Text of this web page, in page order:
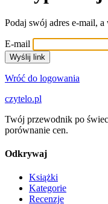
Podaj swój adres e-mail,
E-mail
Wyślij link
Wróć do logowania
czytelo.pl
Twój przewodnik po
porównanie cen.
Odkrywaj
Książki
Kategorie
Recenzje